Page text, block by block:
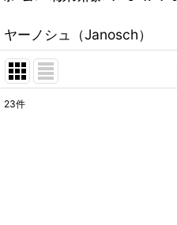
ヤーノシュ（Janosch）
23件